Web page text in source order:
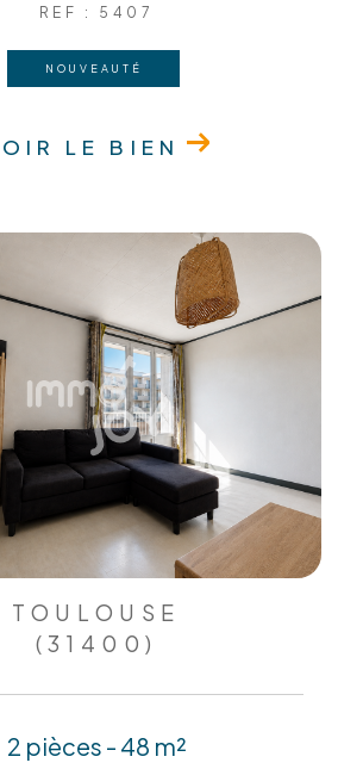
REF : 5407
NOUVEAUTÉ
LE BIEN
TOULOUSE
(31400)
2 pièces - 48 m²